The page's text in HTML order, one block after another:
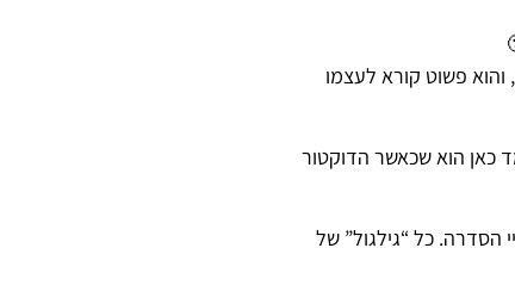
והוא פשוט קורא לעצמו
כאן הוא שכאשר הדוקטור
את אותו תפקיד במשך חיי הסדרה. כל “גילגול” של